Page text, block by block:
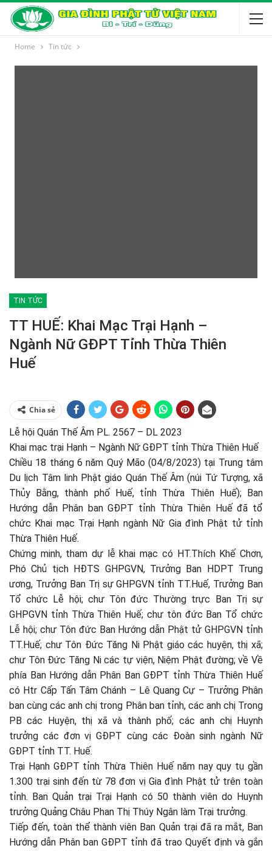
Home Tin tức
TIN TỨC
TT HUẾ: Khai Mạc Trại Hạnh –
Ngành Nữ GĐPT Tỉnh Thừa Thiên
Huế
Chia sẻ
Lễ hội Quán Thế Âm PL. 2567 – DL 2023
Khai mạc trại Hạnh – Ngành Nữ GĐPT tỉnh Thừa Thiên Huế
Chiều 18 tháng 6 năm Quý Mão (04/8/2023) tại Trung tâm
Du lịch Tâm linh Phật giáo Quán Thế Âm (núi Tứ Tượng, xã
Thủy Bằng, thành phố Huế, tỉnh Thừa Thiên Huế); Ban
Hướng dẫn Phân ban GĐPT tỉnh Thừa Thiên Huế đã tổ
chức Khai mạc Trại Hạnh ngành Nữ Gia đình Phật tử tỉnh
Thừa Thiên Huế.
Chứng minh, tham dự lễ khai mạc có HT.Thích Khế Chơn,
Phó Chủ tịch HĐTS GHPGVN, Trưởng Ban HDPT Trung
ương, Trưởng Ban Trị sự GHPGVN tỉnh TT.Huế, Trưởng Ban
Tổ chức Lễ hội; chư Tôn đức Thường trực Ban Trị sự
GHPGVN tỉnh Thừa Thiên Huế; chư tôn đức Ban Tổ chức
Lễ hội; chư Tôn đức Ban Hướng dẫn Phật tử GHPGVN tỉnh
TT.Huế; chư Tôn Đức Tăng Ni Phật giáo các huyện, thị xã;
chư Tôn Đức Tăng Ni các tự viện, Niệm Phật đường; về Về
phía Ban Hướng dẫn Phân Ban GĐPT tỉnh Thừa Thiên Huế
có Htr Cấp Tấn Tâm Chánh – Lê Quang Cự – Trưởng Phân
ban cùng các anh chị trong Phân ban tỉnh, các anh chị Trong
PB các Huyện, thị xã và thành phố; các anh chị Huynh
trưởng các đơn vị GĐPT cùng các Đoàn sinh ngành Nữ
GĐPT tỉnh TT. Huế.
Trại Hạnh GĐPT tỉnh Thừa Thiên Huế năm nay quy tụ gần
1.300 trại sinh đến từ 78 đơn vị Gia đình Phật tử trên toàn
tỉnh. Ban Quản trại Trại Hạnh có 50 thành viên do Huynh
trưởng Quảng Châu Phan Thị Thúy Ngân làm Trại trưởng.
Tiếp đến, toàn thể thành viên Ban Quản trại đã ra mắt, Ban
Hướng dẫn Phân ban GĐPT tỉnh đã trao Quyết định và gắn